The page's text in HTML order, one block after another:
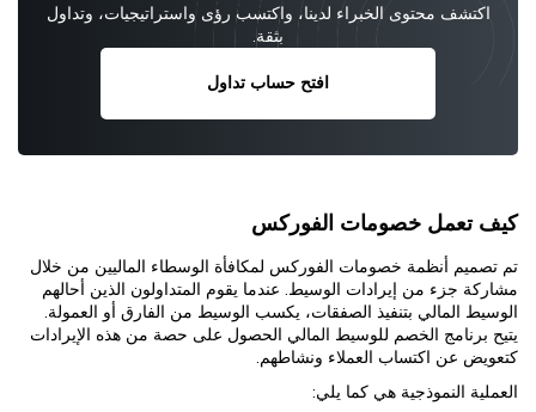
اكتشف محتوى الخبراء لدينا، واكتسب رؤى واستراتيجيات، وتداول
بثقة.
افتح حساب تداول
كيف تعمل خصومات الفوركس
تم تصميم أنظمة خصومات الفوركس لمكافأة الوسطاء الماليين من خلال
مشاركة جزء من إيرادات الوسيط. عندما يقوم المتداولون الذين أحالهم
الوسيط المالي بتنفيذ الصفقات، يكسب الوسيط من الفارق أو العمولة.
يتيح برنامج الخصم للوسيط المالي الحصول على حصة من هذه الإيرادات
كتعويض عن اكتساب العملاء ونشاطهم.
العملية النموذجية هي كما يلي: